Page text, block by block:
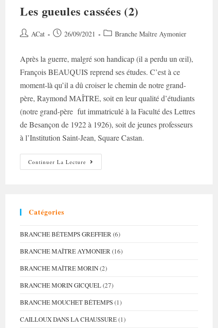
Les gueules cassées (2)
Auteur/autrice
publication :
ACat
Post26/09/2021
PostBranche Maître Aymonier
Après la guerre, malgré son handicap (il a perdu un œil),
François BEAUQUIS reprend ses études. C’est à ce
moment-là qu’il a dû croiser le chemin de notre grand-
père, Raymond MAÎTRE, soit en leur qualité d’étudiants
(notre grand-père fut immatriculé à la Faculté des Lettres
de Besançon de 1922 à 1926), soit de jeunes professeurs
à l’Institution Saint-Jean, Square Castan.
Continuer La Lecture Les
Gueules
Catégories
BRANCHE BÉTEMPS GREFFIER(6)
BRANCHE MAÎTRE AYMONIER(16)
BRANCHE MAÎTRE MORIN(2)
BRANCHE MORIN GICQUEL(27)
BRANCHE MOUCHET BÉTEMPS(1)
CAILLOUX DANS LA CHAUSSURE(1)